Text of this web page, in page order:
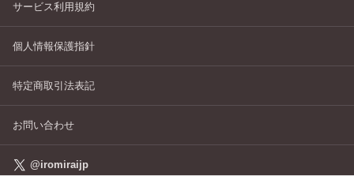
サービス利用規約
個人情報保護指針
特定商取引法表記
お問い合わせ
@iromiraijp